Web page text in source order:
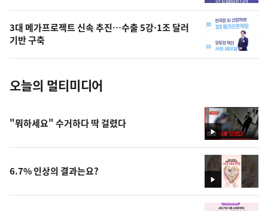
의
사
진
3대 메가프로젝트 신속 추진…수출 5강·1조 달러
기반 구축
오늘의 멀티미디어
영
상
"뭐하세요" 수거하다 딱 걸렸다
영
상
6.7% 인상의 결과는요?